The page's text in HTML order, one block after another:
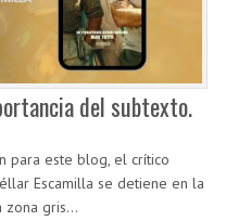
del subtexto.
para este blog, el crítico
Escamilla se detiene en la
zona gris...